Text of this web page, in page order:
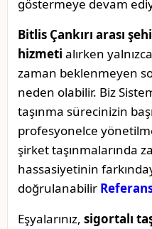
göstermeye devam
Bitlis Çankırı arası
hizmeti alırken
zaman beklenmeyen
neden olabilir. Biz
taşınma sürecinizin
profesyonelce
şirket taşınmalarında
hassasiyetinin
doğrulanabilir
Eşyalarınız, sigortalı